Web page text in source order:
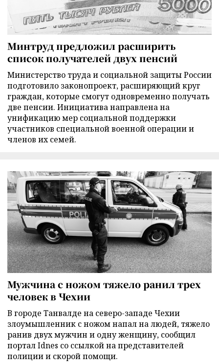
Минтруд предложил расширить
список получателей двух пенсий
Министерство труда и социальной защиты России
подготовило законопроект, расширяющий круг
граждан, которые смогут одновременно получать
две пенсии. Инициатива направлена на
унификацию мер социальной поддержки
участников специальной военной операции и
членов их семей.
Мужчина с ножом тяжело ранил трех
человек в Чехии
В городе Танвалде на северо-западе Чехии
злоумышленник с ножом напал на людей, тяжело
ранив двух мужчин и одну женщину, сообщил
портал Idnes со ссылкой на представителей
полиции и скорой помощи.